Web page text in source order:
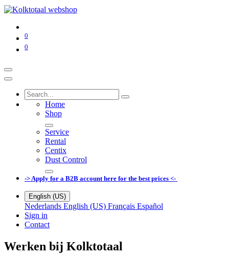
0
0
Home
Shop
Service
Rental
Centix
Dust Control
-> Apply for a B2B account here for the best prices <-
English (US)
Nederlands English (US) Français Español
Sign in
Contact
Werken bij Kolktotaal